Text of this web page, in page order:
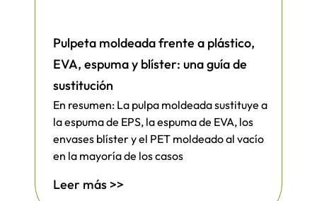
Pulpeta moldeada frente a plástico,
EVA, espuma y blíster: una guía de
sustitución
En resumen: La pulpa moldeada sustituye a
la espuma de EPS, la espuma de EVA, los
envases blíster y el PET moldeado al vacío
en la mayoría de los casos
Leer más >>